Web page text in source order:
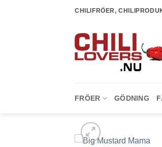
CHILIFRÖER,
FRÖER GÖDNING